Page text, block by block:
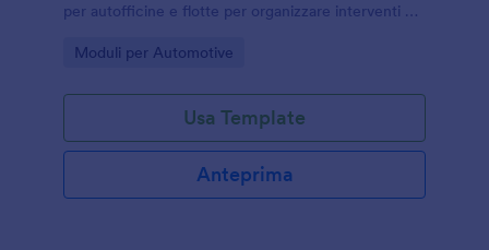
per autofficine e flotte per organizzare interventi e
ordinata.
Go to Category:
Moduli per Automotive
Usa Template
Anteprima